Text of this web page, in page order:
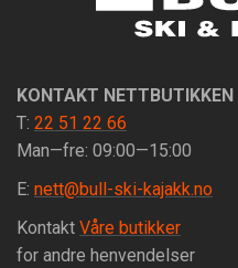
KONTAKT NETTBUTIKKEN
T: 22 51 22 66
Man—fre: 09:00—15:00
E: nett@bull-ski-kajakk.no
Kontakt Våre butikker
for andre henvendelser